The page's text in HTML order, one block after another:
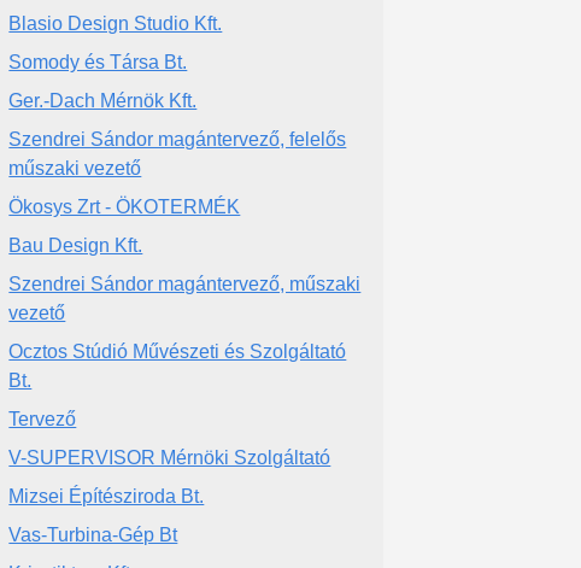
Blasio Design Studio Kft.
Somody és Társa Bt.
Ger.-Dach Mérnök Kft.
Szendrei Sándor magántervező, felelős
műszaki vezető
Ökosys Zrt - ÖKOTERMÉK
Bau Design Kft.
Szendrei Sándor magántervező, műszaki
vezető
Ocztos Stúdió Művészeti és Szolgáltató
Bt.
Tervező
V-SUPERVISOR Mérnöki Szolgáltató
Mizsei Építésziroda Bt.
Vas-Turbina-Gép Bt